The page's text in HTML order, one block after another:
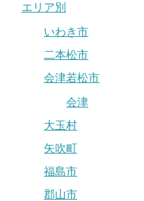
エリア別
いわき市
二本松市
会津若松市
会津
大玉村
矢吹町
福島市
郡山市